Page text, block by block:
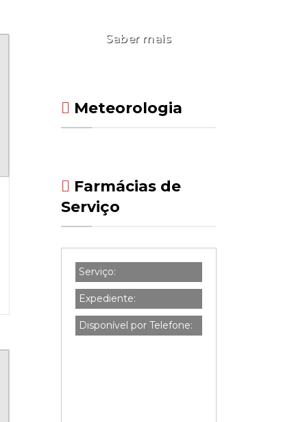
Saber mais
Meteorologia
Farmácias de
Serviço
Serviço:
Expediente:
Disponível por Telefone: